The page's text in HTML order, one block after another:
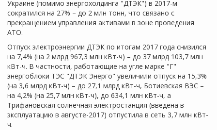
Украине (помимо энергохолдинга "ДТЭК") в 2017-м
сократился на 27% – до 2 млн тонн, что связано с
прекращением управления активами в зоне проведения
АТО.
Отпуск электроэнергии ДТЭК по итогам 2017 года снизился
на 7,4% (на 2 млрд 967,3 млн кВт-ч) – до 37 млрд 103,7 млн
кВт-ч. В частности, работающие на угле марке "Г"
энергоблоки ТЭС "ДТЭК Энерго" увеличили отпуск на 15,3%
(на 3,6 млрд кВт-ч) – до 27,1 млрд кВт-ч, Ботиевская ВЭС –
на 4,2% (на 25,7 млн кВт-ч), до 634,1 млн кВт-ч, а
Трифановская солнечная электростанция (введена в
эксплуатацию в августе-2017) отпустила в сеть 3,7 млн кВт-
ч.